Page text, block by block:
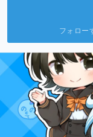
フォロー